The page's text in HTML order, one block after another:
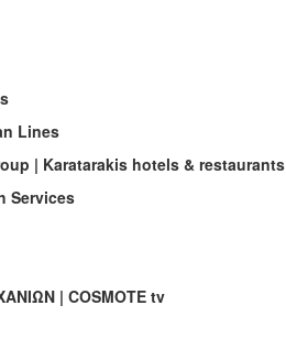
Lines
| Karatarakis hotels & restaurants
Services
| COSMOTE tv